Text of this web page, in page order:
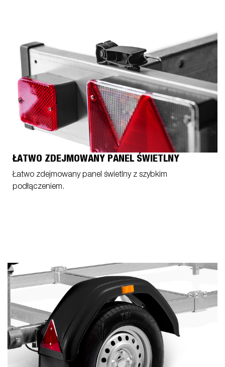
ŁATWO ZDEJMOWANY PANEL ŚWIETLNY
Łatwo zdejmowany panel świetlny z szybkim
podłączeniem.